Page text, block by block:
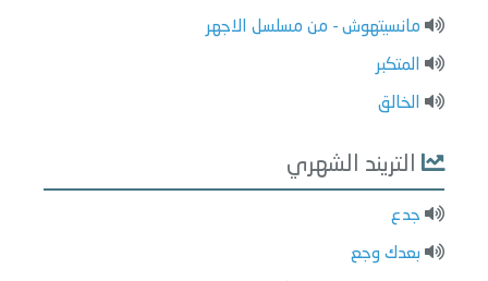
مانسيتهوش - من مسلسل الاجهر
المتكبر
الخالق
التريند الشهري
جدع
بعدك وجع